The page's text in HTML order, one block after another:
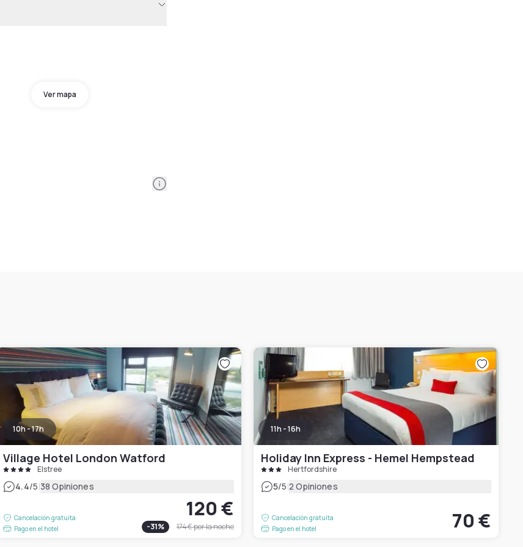
Ver mapa
Information
10h - 17h
Village Hotel London Watford
Elstree
4.4/5|38 Opiniones
Cancelación gratuita
Pago en el hotel
120 €
-31% 174 €por la noche
11h - 16h
Holiday Inn Express - Hemel Hempstead
Hertfordshire
5/5|2 Opiniones
Cancelación gratuita
Pago en el hotel
70 €